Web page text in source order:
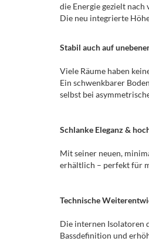
die Energie gezielt
Die neu integrierte
Stabil auch auf
Viele Räume haben
Ein schwenkbarer
selbst bei
Schlanke Eleganz &
Mit seiner neuen,
erhältlich – perfekt für
Technische
Die internen Isolatoren
Bassdefinition und